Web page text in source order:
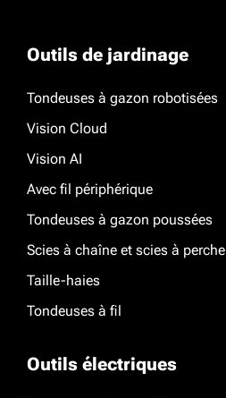
Outils de jardinage
Tondeuses à gazon robotisées
Vision Cloud
Vision AI
Avec fil périphérique
Tondeuses à gazon poussées
Scies à chaîne et scies à perche
Taille-haies
Tondeuses à fil
Outils électriques